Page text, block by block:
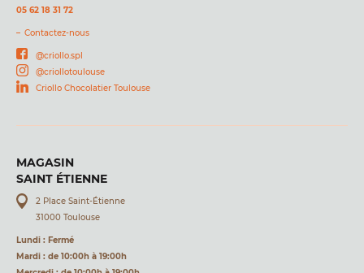
05 62 18 31 72
Contactez-nous
@criollo.spl
@criollotoulouse
Criollo Chocolatier Toulouse
MAGASIN
SAINT ÉTIENNE
2 Place Saint-Étienne
31000 Toulouse
Lundi : Fermé
Mardi : de 10:00h à 19:00h